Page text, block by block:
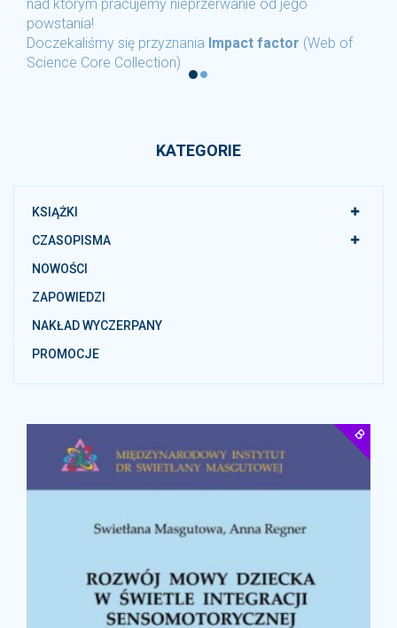
pracujemy nieprzerwanie od jego
się przyznania Impact factor(Web of
Core Collection)
Unikatowy
KATEGORIE
KSIĄŻKI
CZASOPISMA
NOWOŚCI
ZAPOWIEDZI
NAKŁAD WYCZERPANY
PROMOCJE